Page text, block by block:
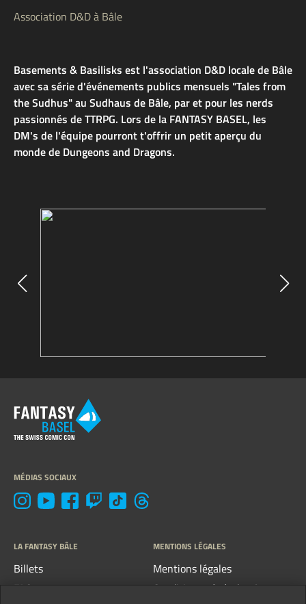
Association D&D à Bâle
Basements & Basilisks est l'association D&D locale de Bâle
avec sa série d'événements publics mensuels "Tales from
the Sudhus" au Sudhaus de Bâle, par et pour les nerds
passionnés de TTRPG. Lors de la FANTASY BASEL, les
DM's de l'équipe pourront t'offrir un petit aperçu du
monde de Dungeons and Dragons.
MÉDIAS SOCIAUX
LA FANTASY BÂLE
Billets
FAQ
MENTIONS LÉGALES
Mentions légales
Conditions générales &